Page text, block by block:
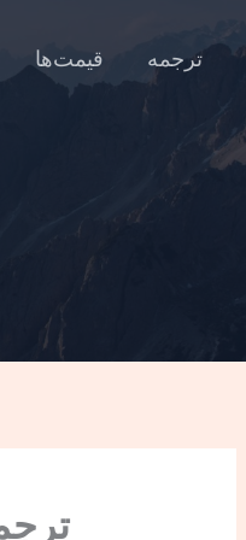
ترجمه قیمت‌ها